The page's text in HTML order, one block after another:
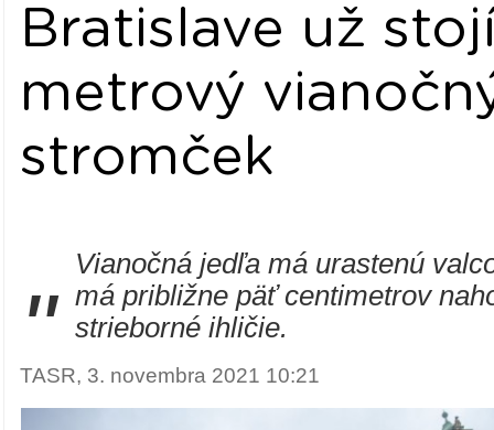
Bratislave už
metrový
stromček
"
Vianočná jedľa má urastenú
má približne päť centimetrov
strieborné ihličie.
TASR, 3. novembra 2021 10:21